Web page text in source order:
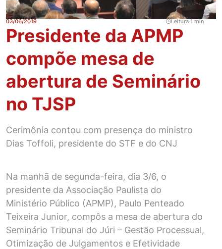
03/06/2019 Leitura 1 min
Presidente da APMP
compõe mesa de
abertura de Seminário
no TJSP
Cerimônia contou com presença do ministro
Dias Toffoli, presidente do STF e do CNJ
Na manhã de segunda-feira, dia 3/6, o
presidente da Associação Paulista do
Ministério Público (APMP), Paulo Penteado
Teixeira Junior, compôs a mesa de abertura do
Seminário Tribunal do Júri – Gestão Processual,
Otimização de Julgamentos e Efetividade